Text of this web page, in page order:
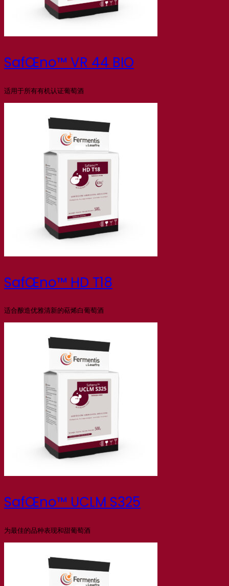
SafŒno™ VR 44 BIO
适用于所有有机认证葡萄酒
SafŒno™ HD T18
适合酿造优雅清新的萜烯白葡萄酒
SafŒno™ UCLM S325
为最佳的品种表现和甜葡萄酒